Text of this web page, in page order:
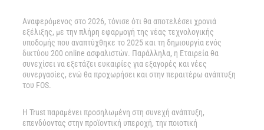
Αναφερόμενος στο 2026, τόνισε ότι θα αποτελέσει χρονιά
εξέλιξης, με την πλήρη εφαρμογή της νέας τεχνολογικής
υποδομής που αναπτύχθηκε το 2025 και τη δημιουργία ενός
δικτύου 200 online ασφαλιστών. Παράλληλα, η Εταιρεία θα
συνεχίσει να εξετάζει ευκαιρίες για εξαγορές και νέες
συνεργασίες, ενώ θα προχωρήσει και στην περαιτέρω ανάπτυξη
του FOS.
Η Trust παραμένει προσηλωμένη στη συνεχή ανάπτυξη,
επενδύοντας στην προϊοντική υπεροχή, την ποιοτική